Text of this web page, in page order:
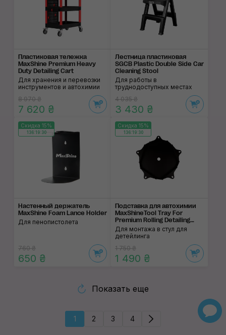
Пластиковая тележка
MaxShine Premium Heavy
Duty Detailing Cart
Для хранения и перевозки
инструментов и автохимии
8 970 ₴
7 620 ₴
Лестница пластиковая
SGCB Plastic Double Side Car
Cleaning Stool
Для работы в
труднодоступных местах
4 035 ₴
3 430 ₴
Скидка 15%
136:19:29
Настенный держатель
MaxShine Foam Lance Holder
Для пенопистолета
760 ₴
650 ₴
Скидка 15%
136:19:29
Подставка для автохимии
MaxShineTool Tray For
Premium Rolling Detailing
Chair
Для монтажа в стул для
детейлинга
1 750 ₴
1 490 ₴
Показать еще
1 2 3 4